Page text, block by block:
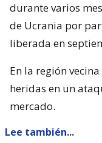
durante varios
de Ucrania por
liberada en
En la región
heridas en un
mercado.
Lee también...